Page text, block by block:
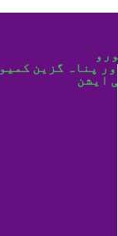
پناہ گزین
ایشن